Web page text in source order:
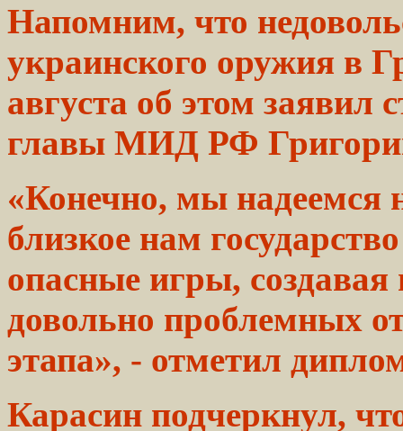
Напомним, что
украинского оружия в
августа об этом заявил
главы МИД РФ
«Конечно, мы надеемся
близкое нам
опасные игры, создавая
довольно проблемных
этапа», - отметил
Карасин подчеркнул,